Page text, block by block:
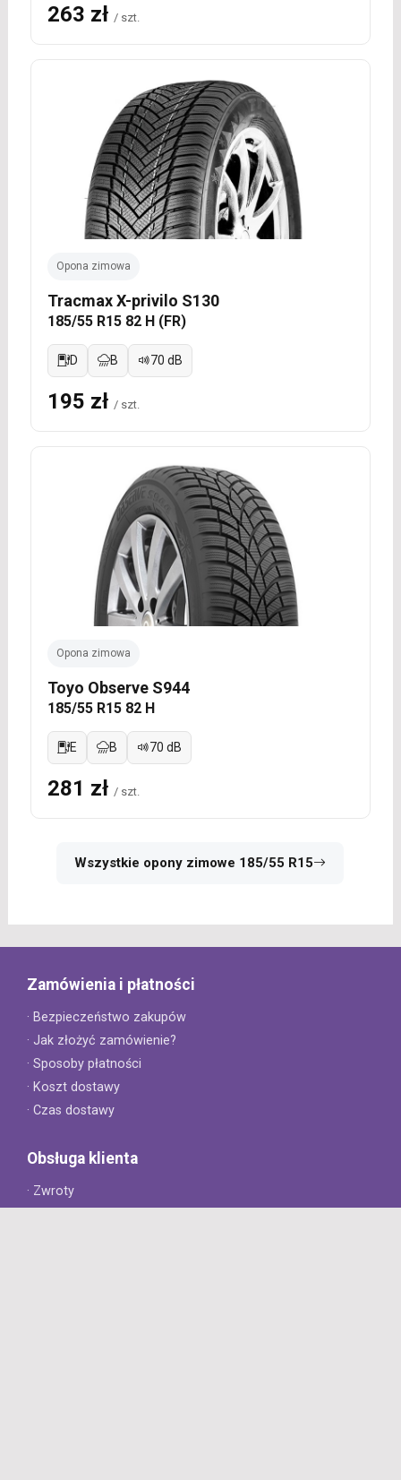
263 zł / szt.
Opona zimowa
Tracmax X-privilo S130
185/55 R15 82 H (FR)
D B 70 dB
195 zł / szt.
Opona zimowa
Toyo Observe S944
185/55 R15 82 H
E B 70 dB
281 zł / szt.
Wszystkie opony zimowe 185/55 R15
Zamówienia i płatności
· Bezpieczeństwo zakupów
· Jak złożyć zamówienie?
· Sposoby płatności
· Koszt dostawy
· Czas dostawy
Obsługa klienta
· Zwroty